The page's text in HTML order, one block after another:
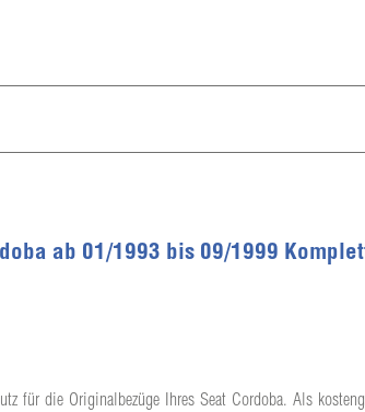
ab 01/1993 bis 09/1999
für die Originalbezüge Ihres Seat Cordoba. Als